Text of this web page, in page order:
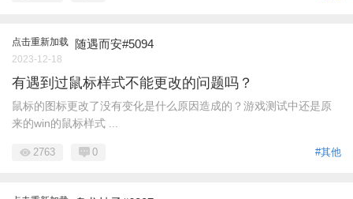
点击重新加载 随遇而安#5094
2023-12-18
有遇到过鼠标样式不能更改的问题吗？
鼠标的图标更改了没有变化是什么原因造成的？游戏测试中还是原
来的win的鼠标样式 ...
#其他
2763 0